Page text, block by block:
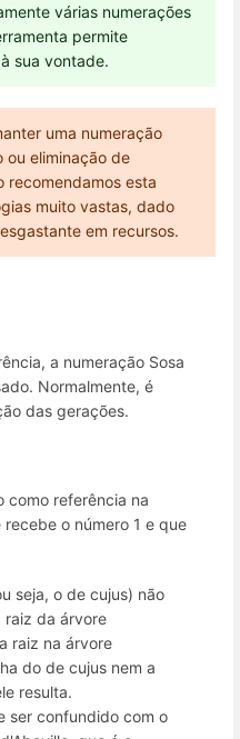
várias numerações
permite
sua vontade.
uma numeração
ou eliminação de
recomendamos esta
muito vastas, dado
em recursos.
a numeração Sosa
Normalmente, é
das gerações.
como referência na
o número 1 e que
seja, o de cujus) não
raiz da árvore
raiz na árvore
do de cujus nem a
resulta.
ser confundido com o